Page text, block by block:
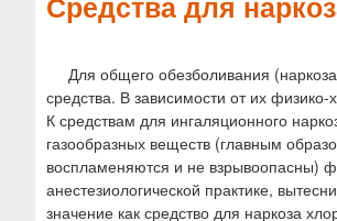
е
е
н
ю
Для общего обезболивания
средства. В зависимости от их
К средствам для ингаляционного
газообразных веществ (главным
воспламеняются и не взрывоопасны)
анестезиологической практике,
значение как средство для наркоза